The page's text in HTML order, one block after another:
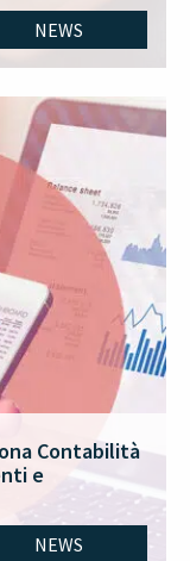
NEWS
Contabilità
e
NEWS